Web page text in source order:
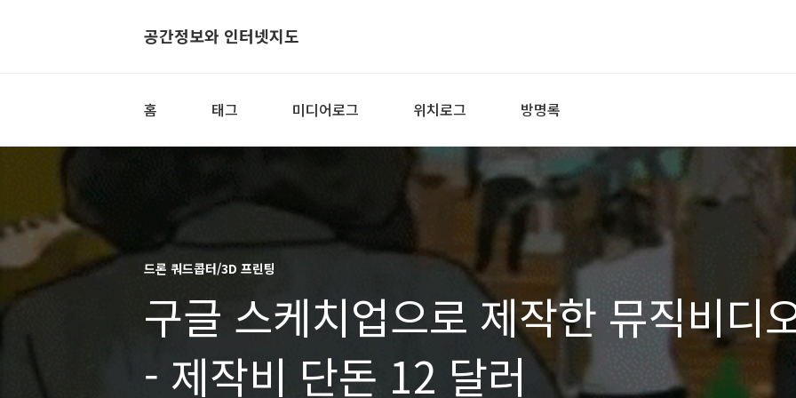
공간정보와 인터넷지도
홈 태그 미디어로그 위치로그 방명록
드론 쿼드콥터/3D 프린팅
구글 스케치업으로 제작한 뮤직비디
- 제작비 단돈 12 달러